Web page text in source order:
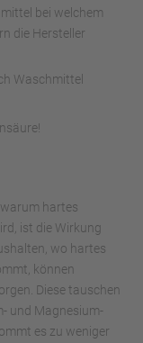
bei welchem
die Hersteller
Waschmittel
hartes
ist die Wirkung
wo hartes
können
Diese tauschen
und Magnesium-
es zu weniger